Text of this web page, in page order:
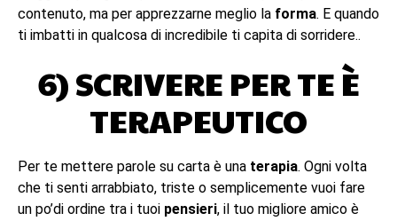
contenuto, ma per apprezzarne meglio la forma. E quando
ti imbatti in qualcosa di incredibile ti capita di sorridere..
6) SCRIVERE PER TE È
TERAPEUTICO
Per te mettere parole su carta è una terapia. Ogni volta
che ti senti arrabbiato, triste o semplicemente vuoi fare
un po’di ordine tra i tuoi pensieri, il tuo migliore amico è